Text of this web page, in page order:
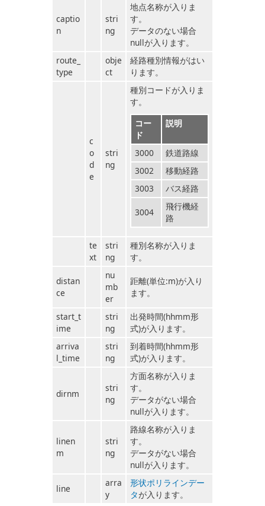
captio
n
stri
ng
地点名称が入りま
す。
データのない場合
nullが入ります。
route_
type
obje
ct
経路種別情報がはい
ります。
c
o
d
e
stri
ng
種別コードが入りま
す。
コー
ド
説明
3000
鉄道路線
3002
移動経路
3003
バス経路
3004
飛行機経
路
te
xt
stri
ng
種別名称が入りま
す。
distan
ce
nu
mb
er
距離(単位:m)が入り
ます。
start_t
ime
stri
ng
出発時間(hhmm形
式)が入ります。
arriva
l_time
stri
ng
到着時間(hhmm形
式)が入ります。
dirnm
stri
ng
方面名称が入りま
す。
データがない場合
nullが入ります。
linen
m
stri
ng
路線名称が入りま
す。
データがない場合
nullが入ります。
line
arra
y
形状ポリラインデー
タが入ります。